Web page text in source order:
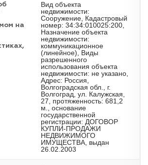
на
Вид объекта
недвижимости:
Сооружение, Кадастровый
номер: 34:34:010025:200,
Назначение объекта
недвижимости:
коммуникационное
(линейное), Виды
разрешенного
использования объекта
недвижимости: не указано,
Адрес: Россия,
Волгоградская обл., г.
Волгоград, ул. Калужская,
27, протяженность: 681,2
м., основание
государственной
регистрации: ДОГОВОР
КУПЛИ-ПРОДАЖИ
НЕДВИЖИМОГО
ИМУЩЕСТВА, выдан
26.02.2003